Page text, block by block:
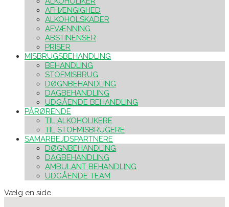
AFHÆNGIGHED
ALKOHOLSKADER
AFVÆNNING
ABSTINENSER
PRISER
MISBRUGSBEHANDLING
BEHANDLING
STOFMISBRUG
DØGNBEHANDLING
DAGBEHANDLING
UDGÅENDE BEHANDLING
PÅRØRENDE
TIL ALKOHOLIKERE
TIL STOFMISBRUGERE
SAMARBEJDSPARTNERE
DØGNBEHANDLING
DAGBEHANDLING
AMBULANT BEHANDLING
UDGÅENDE TEAM
Vælg en side